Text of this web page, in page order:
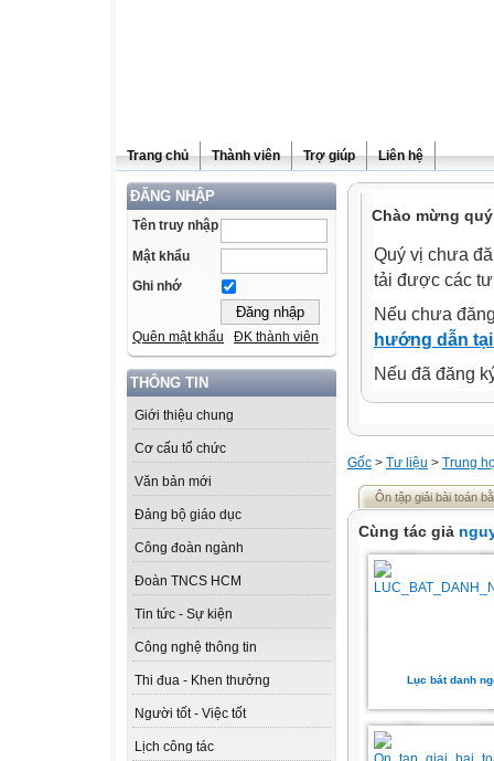
Trang chủ Thành viên Trợ giúp Liên hệ
ĐĂNG NHẬP
Tên truy nhập
Mật khẩu
Ghi nhớ
Quên mật khẩu ĐK thành viên
THÔNG TIN
Giới thiệu chung
Cơ cấu tổ chức
Văn bản mới
Đảng bộ giáo dục
Công đoàn ngành
Đoàn TNCS HCM
Tin tức - Sự kiện
Công nghệ thông tin
Thi đua - Khen thưởng
Người tốt - Việc tốt
Lịch công tác
Chào mừng
Quý vị chưa
tải được các
Nếu chưa
hướng dẫn
Nếu đã đăng
Gốc > Tư liệu > Trung
Ôn tập giải bài toán
Cùng tác giả
Lục bát danh